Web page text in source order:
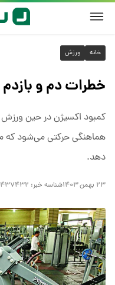
خانه ورزش
خطرات دم و
کمبود اکسیژن در حین
هماهنگی حرکتی می‌شود که
دهد.
۲۳ بهمن ۱۴۰۳ شناسه خبر: ۴۳۷۴۳۲